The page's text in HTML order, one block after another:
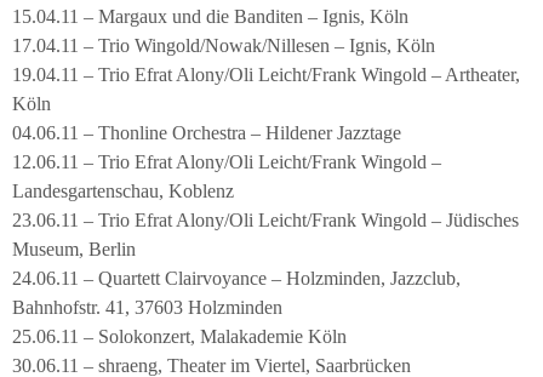
15.04.11 – Margaux und die Banditen – Ignis, Köln
17.04.11 – Trio Wingold/Nowak/Nillesen – Ignis, Köln
19.04.11 – Trio Efrat Alony/Oli Leicht/Frank Wingold – Artheater,
Köln
04.06.11 – Thonline Orchestra – Hildener Jazztage
12.06.11 – Trio Efrat Alony/Oli Leicht/Frank Wingold –
Landesgartenschau, Koblenz
23.06.11 – Trio Efrat Alony/Oli Leicht/Frank Wingold – Jüdisches
Museum, Berlin
24.06.11 – Quartett Clairvoyance – Holzminden, Jazzclub,
Bahnhofstr. 41, 37603 Holzminden
25.06.11 – Solokonzert, Malakademie Köln
30.06.11 – shraeng, Theater im Viertel, Saarbrücken